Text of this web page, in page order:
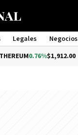
Legales Negocios
$1,912.00